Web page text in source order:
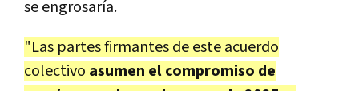
se engrosaría.
"Las partes firmantes de este acuerdo
colectivo asumen el compromiso de